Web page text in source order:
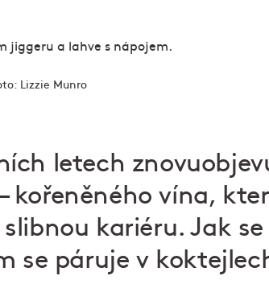
Lizzie Munro
letech
kořeněného vína,
kariéru. Jak
se páruje v